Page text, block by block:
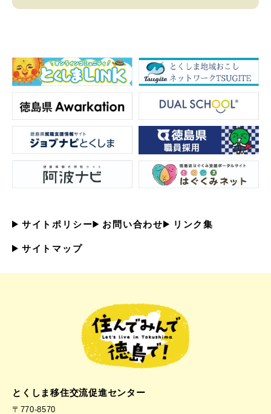
サイトポリシー お問い合わせ リンク集
サイトマップ
とくしま移住交流促進センター
〒770-8570